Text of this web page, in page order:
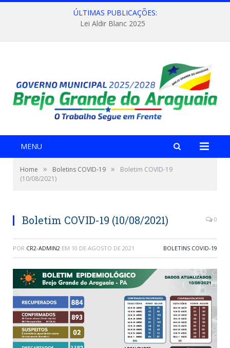
ÚLTIMAS PUBLICAÇÕES:
Lei Aldir Blanc 2025
MENU
Home » Boletins COVID-19 »
Boletim COVID-19
(10/08/2021)
Boletim COVID-19 (10/08/2021) 0
POR CR2-ADMIN2 EM 10 DE AGOSTO DE 2021 BOLETINS COVID-19